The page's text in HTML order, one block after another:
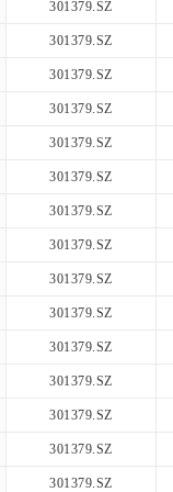
301379.SZ
301379.SZ
301379.SZ
301379.SZ
301379.SZ
301379.SZ
301379.SZ
301379.SZ
301379.SZ
301379.SZ
301379.SZ
301379.SZ
301379.SZ
301379.SZ
301379.SZ